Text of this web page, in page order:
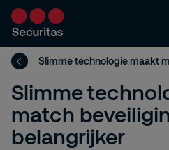
Slimme
match
belangrijker